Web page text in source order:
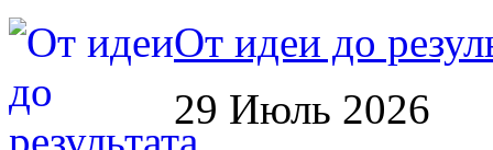
От идеи до
29 Июль 2026